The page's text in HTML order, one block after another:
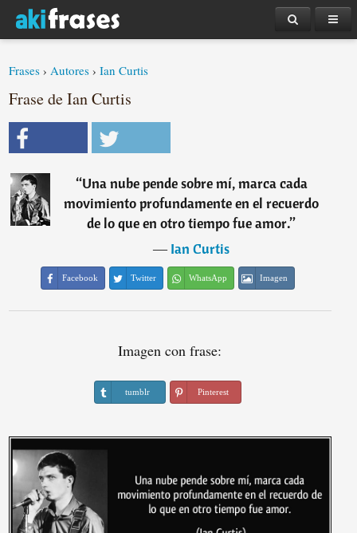
Frases ›Autores ›Ian Curtis
Frase de Ian Curtis
“Una nube pende sobre mí, marca cada
movimiento profundamente en el recuerdo
de lo que en otro tiempo fue amor.”
―Ian Curtis
Facebook Twitter WhatsApp Imagen
Imagen con frase:
tumblr Pinterest